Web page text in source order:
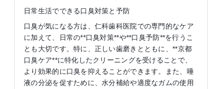
日常生活でできる口臭対策と予防
口臭が気になる方は、仁科歯科医院での専門的なケア
に加えて、日常の**口臭対策**や**口臭予防**を行うこ
とも大切です。特に、正しい歯磨きとともに、**京都
口臭ケア**に特化したクリーニングを受けることで、
より効果的に口臭を抑えることができます。また、唾
液の分泌を促すために、水分補給や適度なガムの使用